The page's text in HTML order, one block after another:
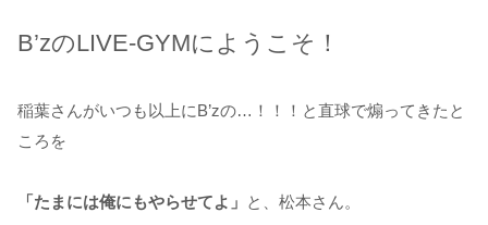
B’zのLIVE-GYMにようこそ！
稲葉さんがいつも以上にB’zの…！！！と直球で煽ってきたと
ころを
「たまには俺にもやらせてよ」 と、松本さん。